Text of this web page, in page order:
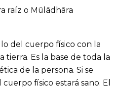
raíz o Mūlādhāra
del cuerpo físico con la
tierra. Es la base de toda la
de la persona. Si se
físico estará sano. El